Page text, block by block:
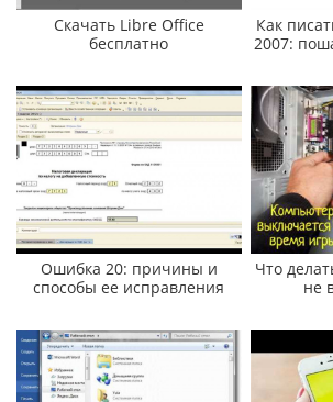
Скачать Libre Office
бесплатно
Как
2007:
Ошибка 20: причины и
способы ее исправления
Что
не